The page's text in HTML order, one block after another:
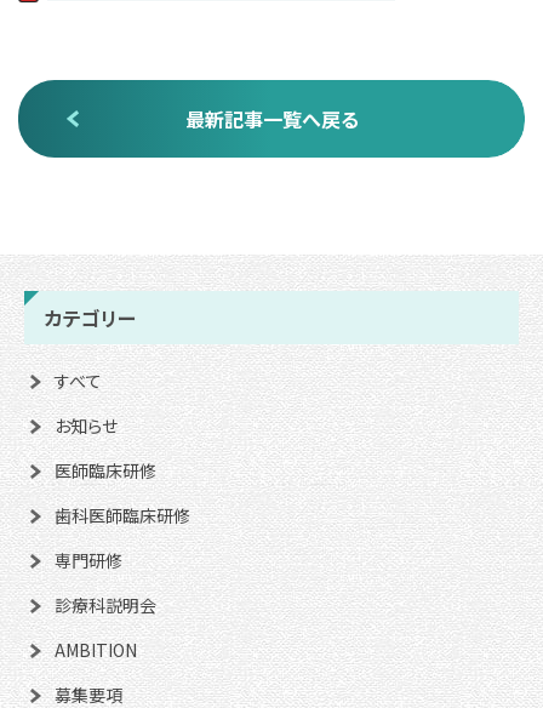
最新記事一覧へ戻る
カテゴリー
すべて
お知らせ
医師臨床研修
歯科医師臨床研修
専門研修
診療科説明会
AMBITION
募集要項